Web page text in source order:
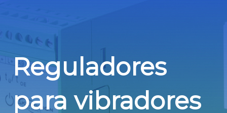
Reguladores
para vibradores